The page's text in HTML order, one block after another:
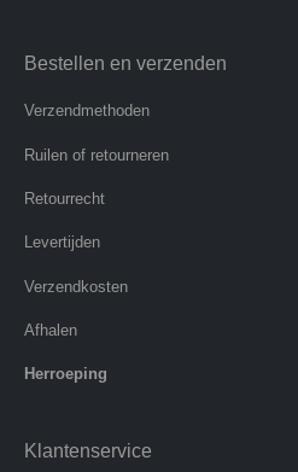
Bestellen en verzenden
Verzendmethoden
Ruilen of retourneren
Retourrecht
Levertijden
Verzendkosten
Afhalen
Herroeping
Klantenservice